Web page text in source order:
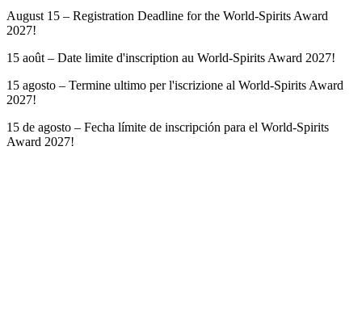
August 15 – Registration Deadline for the World-Spirits Award
2027!
15 août – Date limite d'inscription au World-Spirits Award 2027!
15 agosto – Termine ultimo per l'iscrizione al World-Spirits Award
2027!
15 de agosto – Fecha límite de inscripción para el World-Spirits
Award 2027!